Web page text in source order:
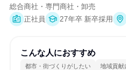
総合商社・専門商社・卸売
正社員
27年卒 新卒採用
こんな人におすすめ
都市・街づくりがしたい 地域貢献